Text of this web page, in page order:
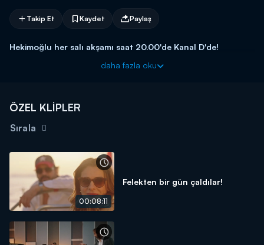
Takip Et Kaydet Paylaş
Hekimoğlu her salı akşamı saat 20.00'de Kanal D'de!
daha fazla oku
ÖZEL KLİPLER
Sırala
00:08:11
Felekten bir gün çaldılar!